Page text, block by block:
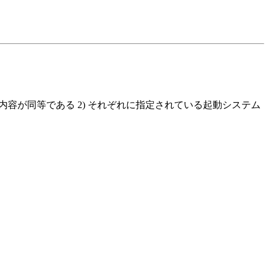
容が同等である 2) それぞれに指定されている起動システム